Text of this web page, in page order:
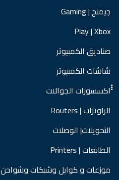
جيمنج | Gaming
Play | Xbox
صناديق الكمبيوتر
شاشات الكمبيوتر
ْْْاكسسورات الجوالات
الراوترات | Routers
التحويلات| الوصلات
الطابعات | Printers
موزعات و كوابل وشبكات وشواحن